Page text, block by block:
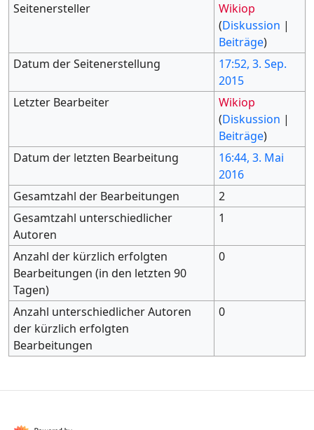
Seitenersteller
Wikiop
(Diskussion |
Beiträge)
Datum der Seitenerstellung
17:52, 3. Sep.
2015
Letzter Bearbeiter
Wikiop
(Diskussion |
Beiträge)
Datum der letzten Bearbeitung
16:44, 3. Mai
2016
Gesamtzahl der Bearbeitungen
2
Gesamtzahl unterschiedlicher
Autoren
1
Anzahl der kürzlich erfolgten
Bearbeitungen (in den letzten 90
Tagen)
0
Anzahl unterschiedlicher Autoren
der kürzlich erfolgten
Bearbeitungen
0